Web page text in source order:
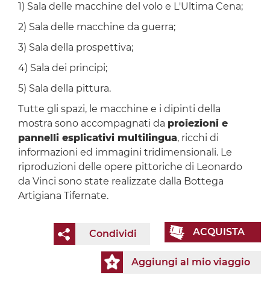
1) Sala delle macchine del volo e L'Ultima Cena;
2) Sala delle macchine da guerra;
3) Sala della prospettiva;
4) Sala dei principi;
5) Sala della pittura.
Tutte gli spazi, le macchine e i dipinti della
mostra sono accompagnati da proiezioni e
pannelli esplicativi multilingua, ricchi di
informazioni ed immagini tridimensionali. Le
riproduzioni delle opere pittoriche di Leonardo
da Vinci sono state realizzate dalla Bottega
Artigiana Tifernate.
ACQUISTA
Condividi
Aggiungi al mio viaggio